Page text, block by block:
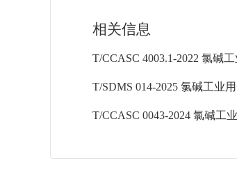
相关信息
T/CCASC 0043-2024 氯碱工